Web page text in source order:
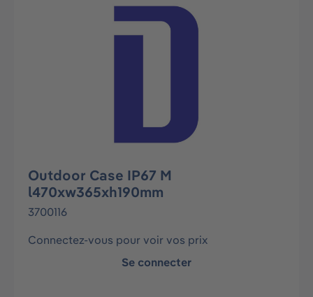
Ignorer la galerie d'images
Outdoor Case IP67 M
l470xw365xh190mm
3700116
Connectez-vous pour voir vos prix
Se connecter